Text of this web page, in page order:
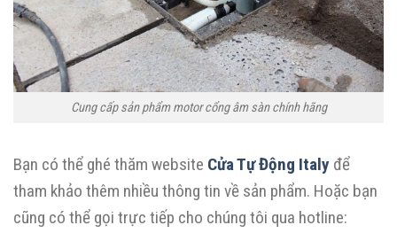
Cung cấp sản phẩm motor cổng âm sàn chính hãng
Bạn có thể ghé thăm website Cửa Tự Động Italy để
tham khảo thêm nhiều thông tin về sản phẩm. Hoặc bạn
cũng có thể gọi trực tiếp cho chúng tôi qua hotline: